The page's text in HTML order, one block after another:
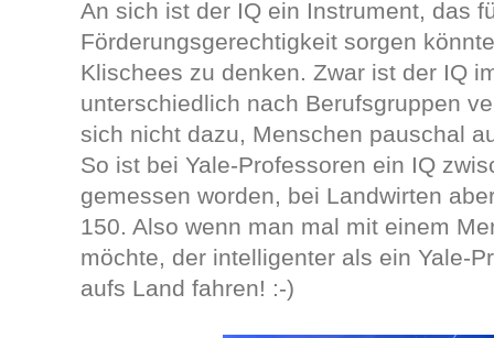
An sich ist der IQ ein Instrument, das
Förderungsgerechtigkeit sorgen
Klischees zu denken. Zwar ist der IQ
unterschiedlich nach Berufsgruppen
sich nicht dazu, Menschen pauschal
So ist bei Yale-Professoren ein IQ
gemessen worden, bei Landwirten
150. Also wenn man mal mit einem
möchte, der intelligenter als ein Yale-
aufs Land fahren! :-)